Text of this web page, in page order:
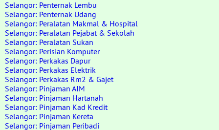
Selangor: Penternak Lembu
Selangor: Penternak Udang
Selangor: Peralatan Makmal & Hospital
Selangor: Peralatan Pejabat & Sekolah
Selangor: Peralatan Sukan
Selangor: Perisian Komputer
Selangor: Perkakas Dapur
Selangor: Perkakas Elektrik
Selangor: Perkakas Rm2 & Gajet
Selangor: Pinjaman AIM
Selangor: Pinjaman Hartanah
Selangor: Pinjaman Kad Kredit
Selangor: Pinjaman Kereta
Selangor: Pinjaman Peribadi